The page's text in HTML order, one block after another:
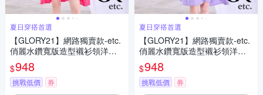
夏日穿搭首選
【GLORY21】網路獨賣款-etc.
俏麗水鑽寬版造型襯衫領洋裝-
桃紅色
$948
挑戰低價 券
夏日穿搭首選
【GLORY21】網路獨賣款-etc.
俏麗水鑽寬版造型襯衫領洋裝-
紫色
$948
挑戰低價 券